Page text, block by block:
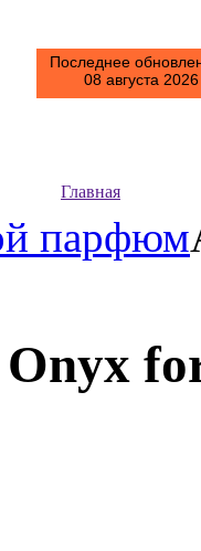
Последнее
08 августа
Главная
парфюм